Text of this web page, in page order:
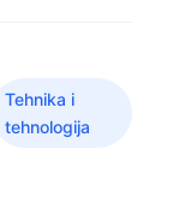
Tehnika i
tehnologija